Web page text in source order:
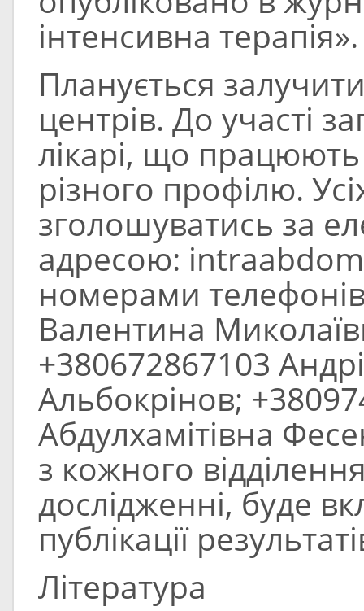
інтенсивна терапія».
Планується
центрів. До участі
лікарі, що
різного профілю.
зголошуватись за
адресою:
номерами
Валентина
+380672867103
Альбокрінов;
Абдулхамітівна
з кожного
дослідженні, буде
публікації
Література